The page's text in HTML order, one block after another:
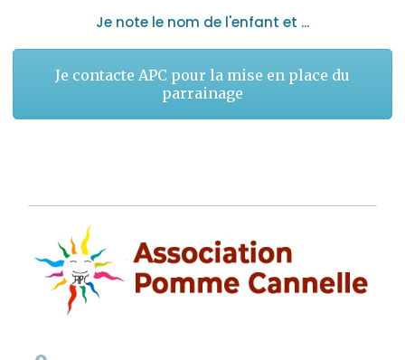
Je note le nom de l'enfant et ...
Je contacte APC pour la mise en place du
parrainage